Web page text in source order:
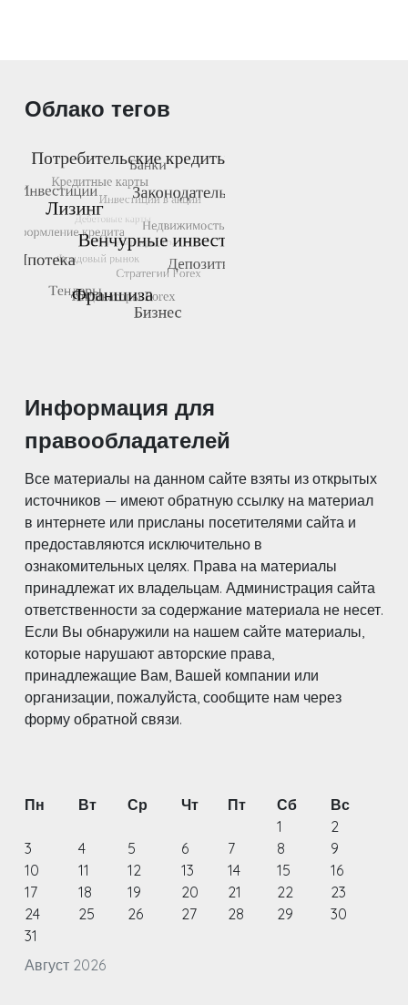
Облако тегов
Информация для
правообладателей
Все материалы на данном сайте взяты из открытых
источников — имеют обратную ссылку на материал
в интернете или присланы посетителями сайта и
предоставляются исключительно в
ознакомительных целях. Права на материалы
принадлежат их владельцам. Администрация сайта
ответственности за содержание материала не несет.
Если Вы обнаружили на нашем сайте материалы,
которые нарушают авторские права,
принадлежащие Вам, Вашей компании или
организации, пожалуйста, сообщите нам через
форму обратной связи.
Август 2026
Пн Вт Ср Чт Пт Сб
Вс
1
2
3
4 5 6 7 8
9
10
11 12 13 14 15
16
17
18 19 20 21 22
23
24
25 26 27 28 29
30
31